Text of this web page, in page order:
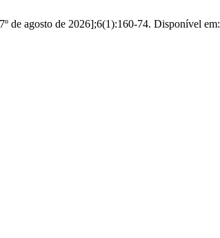
agosto de 2026];6(1):160-74. Disponível em: